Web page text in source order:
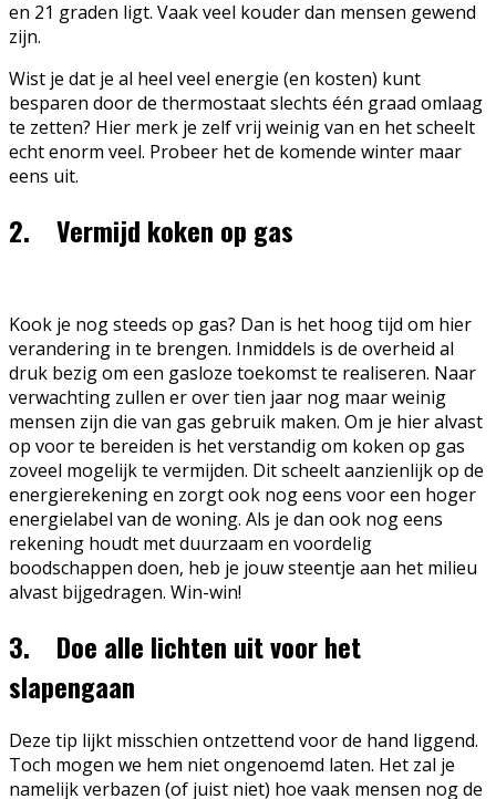
en 21 graden ligt. Vaak veel kouder dan mensen gewend
zijn.
Wist je dat je al heel veel energie (en kosten) kunt
besparen door de thermostaat slechts één graad omlaag
te zetten? Hier merk je zelf vrij weinig van en het scheelt
echt enorm veel. Probeer het de komende winter maar
eens uit.
2. Vermijd koken op gas
Kook je nog steeds op gas? Dan is het hoog tijd om hier
verandering in te brengen. Inmiddels is de overheid al
druk bezig om een gasloze toekomst te realiseren. Naar
verwachting zullen er over tien jaar nog maar weinig
mensen zijn die van gas gebruik maken. Om je hier alvast
op voor te bereiden is het verstandig om koken op gas
zoveel mogelijk te vermijden. Dit scheelt aanzienlijk op de
energierekening en zorgt ook nog eens voor een hoger
energielabel van de woning. Als je dan ook nog eens
rekening houdt met duurzaam en voordelig
boodschappen doen, heb je jouw steentje aan het milieu
alvast bijgedragen. Win-win!
3. Doe alle lichten uit voor het
slapengaan
Deze tip lijkt misschien ontzettend voor de hand liggend.
Toch mogen we hem niet ongenoemd laten. Het zal je
namelijk verbazen (of juist niet) hoe vaak mensen nog de